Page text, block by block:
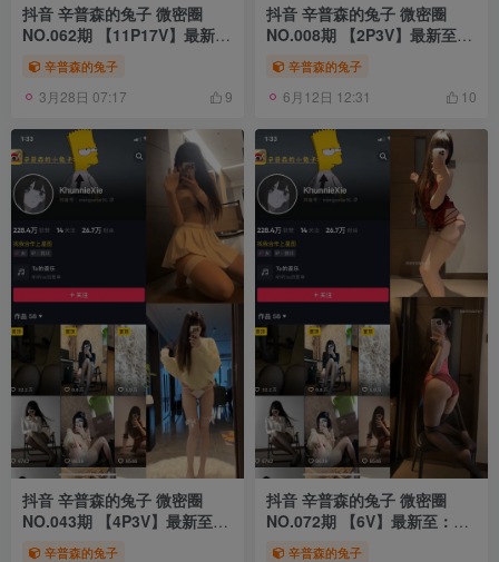
抖音 辛普森的兔子 微密圈
NO.062期 【11P17V】最新
至：2024.10.29
辛普森的兔子
3月28日 07:17 9
抖音 辛普森的兔子 微密圈
NO.008期 【2P3V】最新至：
2023.5.24
辛普森的兔子
6月12日 12:31 10
抖音 辛普森的兔子 微密圈
NO.043期 【4P3V】最新至：
2023.9.9
辛普森的兔子
抖音 辛普森的兔子 微密圈
NO.072期 【6V】最新至：
2025.2.21
辛普森的兔子